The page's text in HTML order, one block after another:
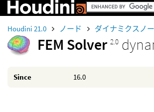
Houdini 21.0 ノード ダイナミクスノ
FEM Solver 2.0
Since 16.0